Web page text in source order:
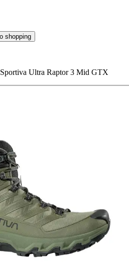
shopping
Ultra Raptor 3 Mid GTX